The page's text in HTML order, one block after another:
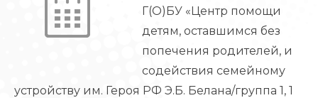
Г(О)БУ «Центр помощи
детям, оставшимся без
попечения родителей, и
содействия семейному
устройству им. Героя РФ Э.Б. Белана/группа 1, 1